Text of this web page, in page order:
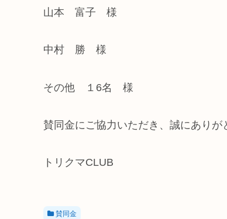
山本 富子 様
中村 勝 様
その他 １6名 様
賛同金にご協力いただき、誠にありが
トリクマCLUB
賛同金